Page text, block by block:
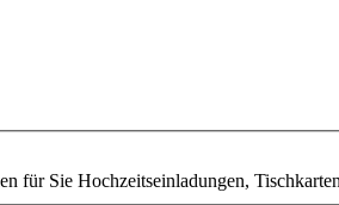
für Sie Hochzeitseinladungen,